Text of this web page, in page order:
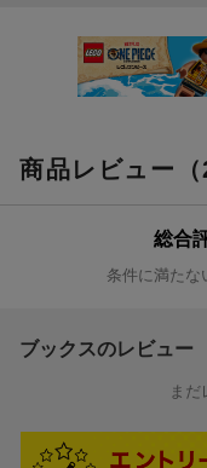
商品レビュー（
総合
条件に満たな
ブックスのレビュー
まだ